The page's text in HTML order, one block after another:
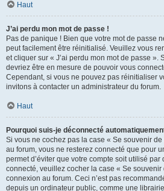
Haut
J’ai perdu mon mot de passe !
Pas de panique ! Bien que votre mot de passe
peut facilement être réinitialisé. Veuillez vous
et cliquer sur « J’ai perdu mon mot de passe ».
devriez être en mesure de pouvoir vous
Cependant, si vous ne pouvez pas réinitialiser
invitons à contacter un administrateur du forum.
Haut
Pourquoi suis-je déconnecté
Si vous ne cochez pas la case « Se souvenir
au forum, vous ne resterez connecté que pour
permet d’éviter que votre compte soit utilisé par
connecté, veuillez cocher la case « Se souvenir
connexion au forum. Ceci n’est pas
depuis un ordinateur public, comme une